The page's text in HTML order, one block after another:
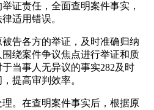
证责任，全面查明案件事实，
适用错误。
告各方的举证，及时准确归纳
绕案件争议焦点进行举证和质
当事人无异议的事实282及时
提高审判效率。
。在查明案件事实后，根据原